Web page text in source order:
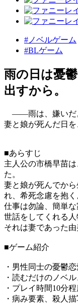
#ノベルゲーム
#BLゲーム
雨の日は憂
出すから。
――雨は、嫌いだ
妻と娘が死んだ日を
■あらすじ
主人公の市橋早苗
た。
妻と娘が死んでか
れ、希死念慮を抱く
仕事は勿論、簡単
世話をしてくれる人
それは妻であった
■ゲーム紹介
・男性同士の憂鬱恋
・読むだけのノベ
・プレイ時間10分程
・病み要素、殺人